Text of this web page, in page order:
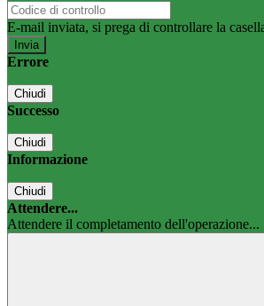
E-mail inviata, si prega di controllare la
Errore
Chiudi
Successo
Chiudi
Informazione
Chiudi
Attendere...
Attendere il completamento dell'operazione...